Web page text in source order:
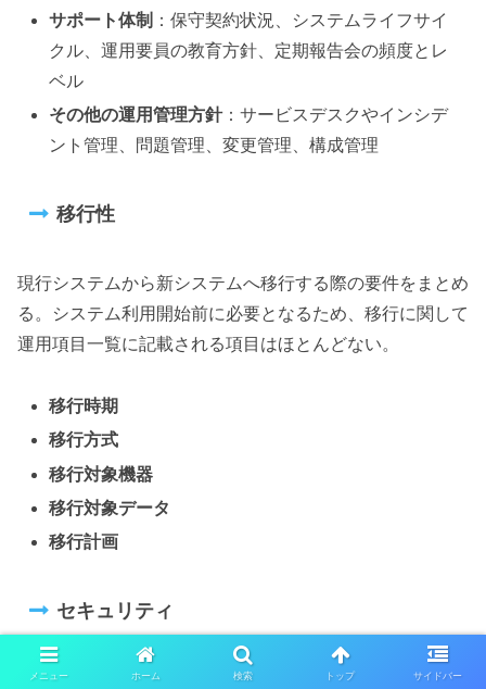
サポート体制 ：保守契約状況、システムライフサイ
クル、運用要員の教育方針、定期報告会の頻度とレ
ベル
その他の運用管理方針：サービスデスクやインシデ
ント管理、問題管理、変更管理、構成管理
移行性
現行システムから新システムへ移行する際の要件をまとめ
る。システム利用開始前に必要となるため、移行に関して
運用項目一覧に記載される項目はほとんどない。
移行時期
移行方式
移行対象機器
移行対象データ
移行計画
セキュリティ
システムの安全性確保に関する要件をまとめる。発生頻度
メニュー ホーム 検索 トップ サイドバー